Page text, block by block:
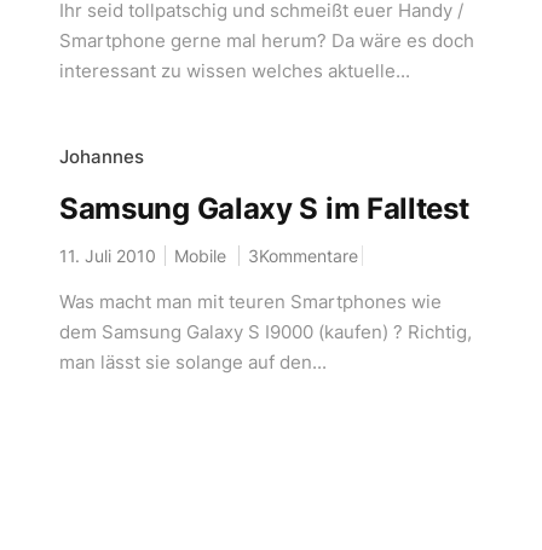
Ihr seid tollpatschig und schmeißt euer Handy /
Smartphone gerne mal herum? Da wäre es doch
interessant zu wissen welches aktuelle...
Johannes
Samsung Galaxy S im Falltest
11. Juli 2010 Mobile 3Kommentare
Was macht man mit teuren Smartphones wie
dem Samsung Galaxy S I9000 (kaufen) ? Richtig,
man lässt sie solange auf den...